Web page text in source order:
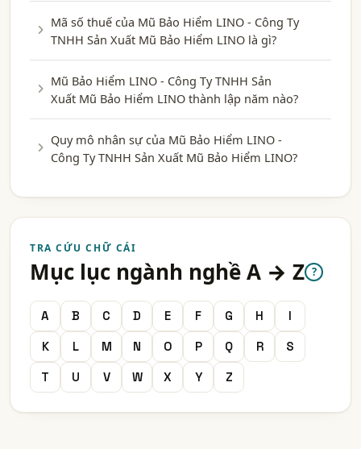
Mã số thuế của Mũ Bảo Hiểm LINO - Công Ty
TNHH Sản Xuất Mũ Bảo Hiểm LINO là gì?
Mũ Bảo Hiểm LINO - Công Ty TNHH Sản
Xuất Mũ Bảo Hiểm LINO thành lập năm nào?
Quy mô nhân sự của Mũ Bảo Hiểm LINO -
Công Ty TNHH Sản Xuất Mũ Bảo Hiểm LINO?
TRA CỨU CHỮ CÁI
Mục lục ngành nghề A → Z ?
A B C D E F G H
I
K
L M N O P Q R
S
T
U V W X Y Z